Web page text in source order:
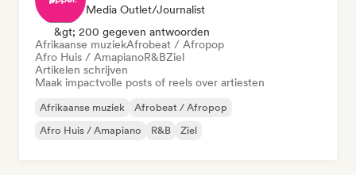
Media Outlet/Journalist
&gt; 200 gegeven antwoorden
Afrikaanse muziekAfrobeat / Afropop
Afro Huis / AmapianoR&BZiel
Artikelen schrijven
Maak impactvolle posts of reels over artiesten
Afrikaanse muziek
Afrobeat / Afropop
Afro Huis / Amapiano
R&B Ziel